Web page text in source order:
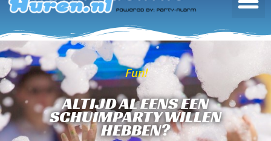
Fun!
ALTIJD AL EENS EEN
SCHUIMPARTY WILLEN
HEBBEN?